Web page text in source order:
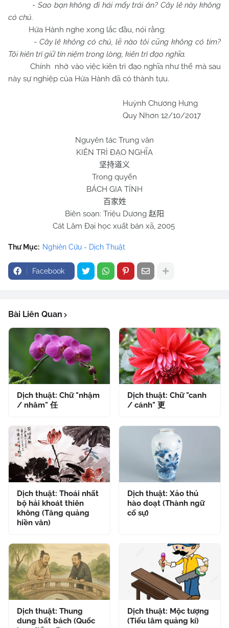
- Sao bạn không đi hái mấy trái ăn? Cây lê này không
có chủ.
Hứa Hành nghe xong lắc đầu, nói rằng:
- Cây lê không có chủ, lẽ nào tôi cũng không có tim?
Tôi kiên trì giữ tín niệm trong lòng, kiên trì đạo nghĩa.
Chính nhờ vào việc kiên trì đạo nghĩa như thế mà sau
này sự nghiệp của Hứa Hành đã có thành tựu.
Huỳnh Chương Hưng
Quy Nhơn 12/10/2017
Nguyên tác Trung văn
KIÊN TRÌ ĐẠO NGHĨA
坚持道义
Trong quyển
BÁCH GIA TÍNH
百家姓
Biên soạn: Triệu Dương 赵阳
Cát Lâm Đại học xuất bản xã, 2005
Thư Mục: Nghiên Cứu - Dịch Thuật
Facebook
Bài Liên Quan
Dịch thuật: Chữ "nhậm
/ nhâm" 任
Dịch thuật: Chữ "canh
/ cánh" 更
Dịch thuật: Thoái nhất
bộ hải khoát thiên
không (Tăng quảng
hiền văn)
Dịch thuật: Xảo thủ
hào đoạt (Thành ngữ
cố sự)
Dịch thuật: Thung
dung bất bách (Quốc
Dịch thuật: Mộc tượng
(Tiếu lâm quảng kí)